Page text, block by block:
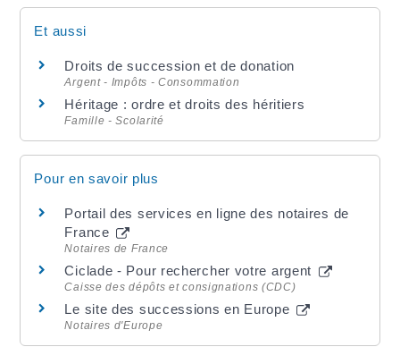
Et aussi
Droits de succession et de donation
Argent - Impôts - Consommation
Héritage : ordre et droits des héritiers
Famille - Scolarité
Pour en savoir plus
Portail des services en ligne des notaires de
France
Notaires de France
Ciclade - Pour rechercher votre argent
Caisse des dépôts et consignations (CDC)
Le site des successions en Europe
Notaires d'Europe